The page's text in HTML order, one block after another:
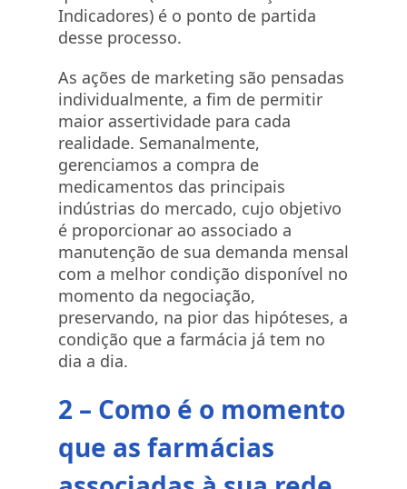
Indicadores) é o ponto de partida
desse processo.
As ações de marketing são pensadas
individualmente, a fim de permitir
maior assertividade para cada
realidade. Semanalmente,
gerenciamos a compra de
medicamentos das principais
indústrias do mercado, cujo objetivo
é proporcionar ao associado a
manutenção de sua demanda mensal
com a melhor condição disponível no
momento da negociação,
preservando, na pior das hipóteses, a
condição que a farmácia já tem no
dia a dia.
2 – Como é o momento
que as farmácias